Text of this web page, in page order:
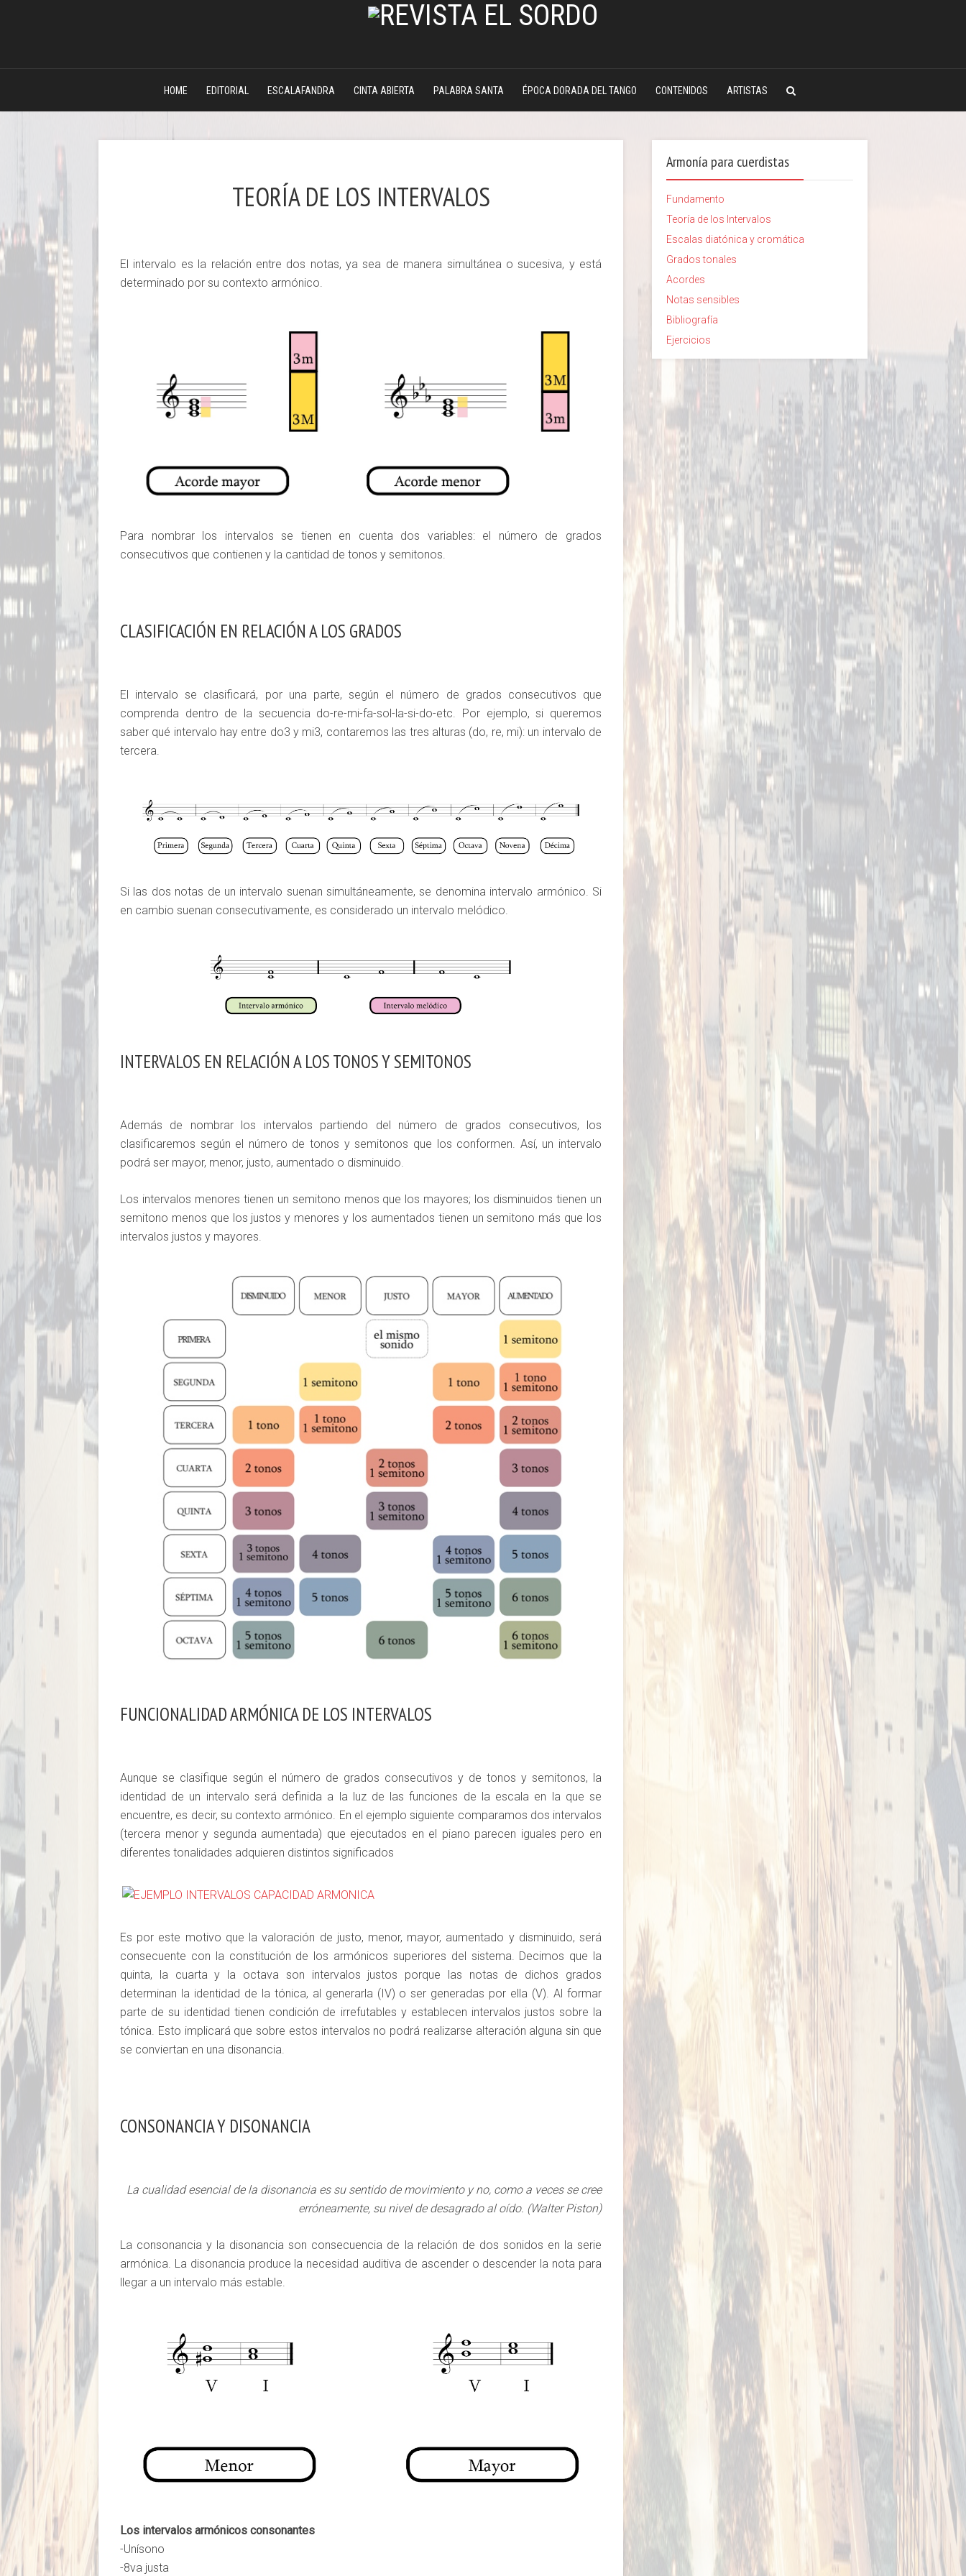
HOME EDITORIAL ESCALAFANDRA CINTA ABIERTA PALABRA SANTA ÉPOCA DORADA DEL TANGO CONTENIDOS ARTISTAS
TEORÍA DE LOS INTERVALOS
El intervalo es la relación entre dos notas, ya sea de manera simultánea o sucesiva, y está
determinado por su contexto armónico.
Para nombrar los intervalos se tienen en cuenta dos variables: el número de grados
consecutivos que contienen y la cantidad de tonos y semitonos.
CLASIFICACIÓN EN RELACIÓN A LOS GRADOS
El intervalo se clasificará, por una parte, según el número de grados consecutivos que
comprenda dentro de la secuencia do-re-mi-fa-sol-la-si-do-etc. Por ejemplo, si queremos
saber qué intervalo hay entre do3 y mi3, contaremos las tres alturas (do, re, mi): un intervalo de
tercera.
Si las dos notas de un intervalo suenan simultáneamente, se denomina intervalo armónico. Si
en cambio suenan consecutivamente, es considerado un intervalo melódico.
INTERVALOS EN RELACIÓN A LOS TONOS Y SEMITONOS
Además de nombrar los intervalos partiendo del número de grados consecutivos, los
clasificaremos según el número de tonos y semitonos que los conformen. Así, un intervalo
podrá ser mayor, menor, justo, aumentado o disminuido.
Los intervalos menores tienen un semitono menos que los mayores; los disminuidos tienen un
semitono menos que los justos y menores y los aumentados tienen un semitono más que los
intervalos justos y mayores.
FUNCIONALIDAD ARMÓNICA DE LOS INTERVALOS
Aunque se clasifique según el número de grados consecutivos y de tonos y semitonos, la
identidad de un intervalo será definida a la luz de las funciones de la escala en la que se
encuentre, es decir, su contexto armónico. En el ejemplo siguiente comparamos dos intervalos
(tercera menor y segunda aumentada) que ejecutados en el piano parecen iguales pero en
diferentes tonalidades adquieren distintos significados
Es por este motivo que la valoración de justo, menor, mayor, aumentado y disminuido, será
consecuente con la constitución de los armónicos superiores del sistema. Decimos que la
quinta, la cuarta y la octava son intervalos justos porque las notas de dichos grados
determinan la identidad de la tónica, al generarla (IV) o ser generadas por ella (V). Al formar
parte de su identidad tienen condición de irrefutables y establecen intervalos justos sobre la
tónica. Esto implicará que sobre estos intervalos no podrá realizarse alteración alguna sin que
se conviertan en una disonancia.
CONSONANCIA Y DISONANCIA
La cualidad esencial de la disonancia es su sentido de movimiento y no, como a veces se cree
erróneamente, su nivel de desagrado al oído. (Walter Piston)
La consonancia y la disonancia son consecuencia de la relación de dos sonidos en la serie
armónica. La disonancia produce la necesidad auditiva de ascender o descender la nota para
llegar a un intervalo más estable.
Los intervalos armónicos consonantes
-Unísono
-8va justa
Armonía para cuerdistas
Fundamento
Teoría de los Intervalos
Escalas diatónica y cromática
Grados tonales
Acordes
Notas sensibles
Bibliografía
Ejercicios